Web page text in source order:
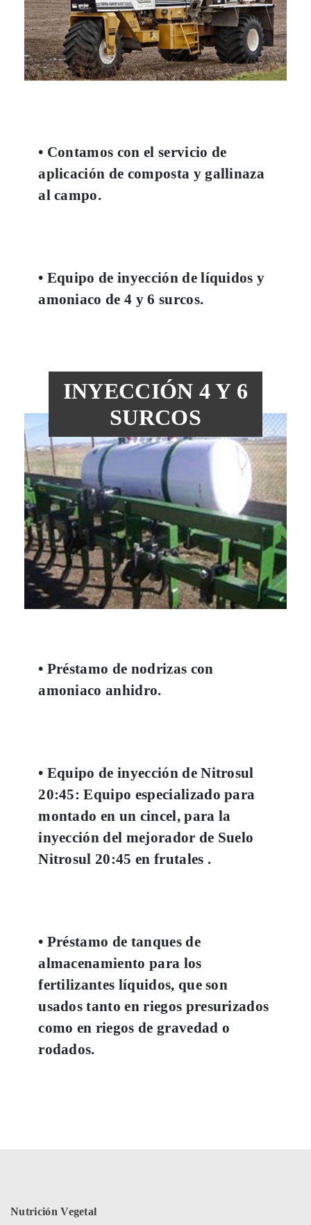
• Contamos con el servicio de
aplicación de composta y gallinaza
al campo.
• Equipo de inyección de líquidos y
amoniaco de 4 y 6 surcos.
INYECCIÓN 4 Y 6
SURCOS
• Préstamo de nodrizas con
amoniaco anhidro.
• Equipo de inyección de Nitrosul
20:45: Equipo especializado para
montado en un cincel, para la
inyección del mejorador de Suelo
Nitrosul 20:45 en frutales .
• Préstamo de tanques de
almacenamiento para los
fertilizantes líquidos, que son
usados tanto en riegos presurizados
como en riegos de gravedad o
rodados.
Nutrición Vegetal